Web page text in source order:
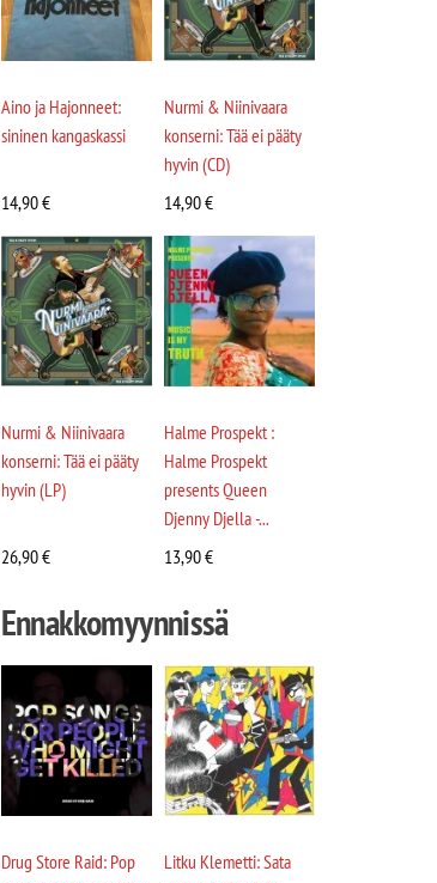
Aino ja Hajonneet:
sininen kangaskassi
14,90€
Nurmi & Niinivaara
konserni: Tää ei pääty
hyvin (CD)
14,90€
Nurmi & Niinivaara
konserni: Tää ei pääty
hyvin (LP)
26,90€
Halme Prospekt :
Halme Prospekt
presents Queen
Djenny Djella -...
13,90€
Ennakkomyynnissä
Drug Store Raid: Pop
Litku Klemetti: Sata